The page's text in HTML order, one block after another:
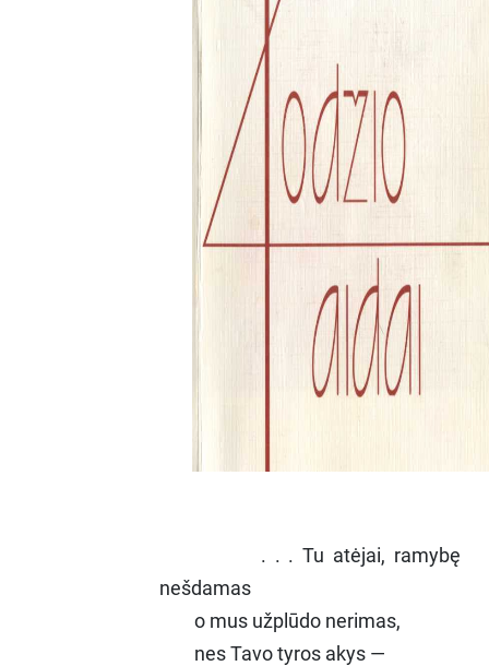
. . . Tu atėjai, ramybę
nešdamas
o mus užplūdo nerimas,
nes Tavo tyros akys —